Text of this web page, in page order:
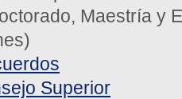
Maestría y
Superior